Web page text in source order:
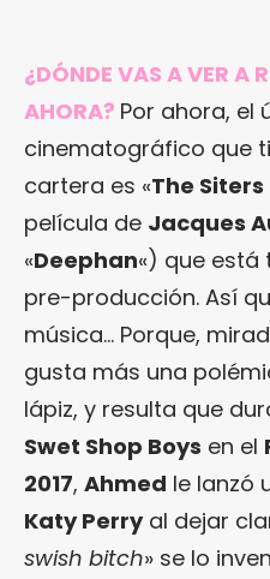
¿DÓNDE VAS A VER A
AHORA? Por ahora, el
cinematográfico que
cartera es «The
película de Jacques
«Deephan«) que
pre-producción. Así
música… Porque,
gusta más una
lápiz, y resulta que
Swet Shop Boys en el
2017, Ahmed le lanzó
Katy Perryal dejar
swish bitch» se lo